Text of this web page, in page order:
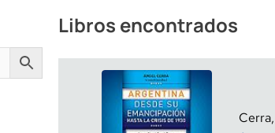
Libros encontrados